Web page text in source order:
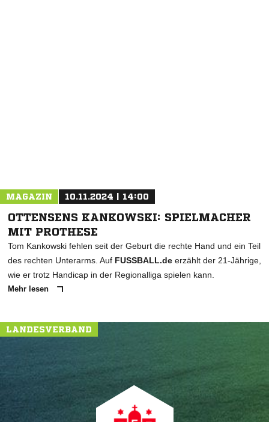
MAGAZIN 10.11.2024 | 14:00
OTTENSENS KANKOWSKI: SPIELMACHER
MIT PROTHESE
Tom Kankowski fehlen seit der Geburt die rechte Hand und ein Teil
des rechten Unterarms. Auf FUSSBALL.de erzählt der 21-Jährige,
wie er trotz Handicap in der Regionalliga spielen kann.
Mehr lesen
LANDESVERBAND